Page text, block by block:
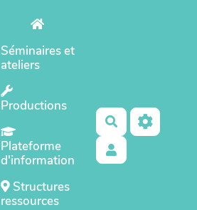
Séminaires et
ateliers
Productions
Plateforme
d'information
Structures
ressources
Rechercher